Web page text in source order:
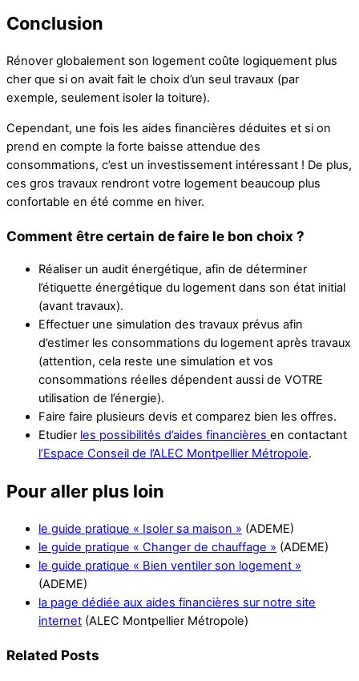
Conclusion
Rénover globalement son logement coûte logiquement plus
cher que si on avait fait le choix d’un seul travaux (par
exemple, seulement isoler la toiture).
Cependant, une fois les aides financières déduites et si on
prend en compte la forte baisse attendue des
consommations, c’est un investissement intéressant ! De plus,
ces gros travaux rendront votre logement beaucoup plus
confortable en été comme en hiver.
Comment être certain de faire le bon choix ?
Réaliser un audit énergétique, afin de déterminer
l’étiquette énergétique du logement dans son état initial
(avant travaux).
Effectuer une simulation des travaux prévus afin
d’estimer les consommations du logement après travaux
(attention, cela reste une simulation et vos
consommations réelles dépendent aussi de VOTRE
utilisation de l’énergie).
Faire faire plusieurs devis et comparez bien les offres.
Etudier les possibilités d’aides financières en contactant
l’Espace Conseil de l’ALEC Montpellier Métropole.
Pour aller plus loin
le guide pratique « Isoler sa maison » (ADEME)
le guide pratique « Changer de chauffage » (ADEME)
le guide pratique « Bien ventiler son logement »
(ADEME)
la page dédiée aux aides financières sur notre site
internet (ALEC Montpellier Métropole)
Related Posts